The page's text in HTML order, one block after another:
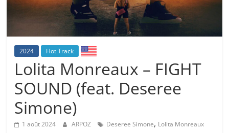
2024 Hot Track
Lolita Monreaux – FIGHT
SOUND (feat. Deseree
Simone)
1 août 2024 ARPOZ Deseree Simone, Lolita Monreaux